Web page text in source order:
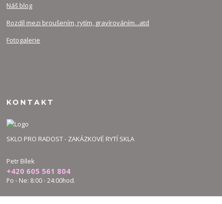
Náš blog
Rozdíl mezi broušením, rytím, gravírováním...atd
Fotogalerie
KONTAKT
SKLO PRO RADOST - ZAKÁZKOVÉ RYTÍ SKLA
Petr Bílek
+420 605 561 804
Po - Ne: 8:00 - 24:00hod.
bilek.petr@skloproradost.cz